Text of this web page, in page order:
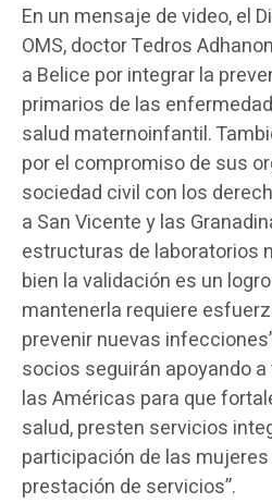
En un mensaje de video, el
OMS, doctor Tedros
a Belice por integrar la
primarios de las
salud maternoinfantil.
por el compromiso de sus
sociedad civil con los
a San Vicente y las
estructuras de laboratorios
bien la validación es un
mantenerla requiere
prevenir nuevas
socios seguirán apoyando
las Américas para que
salud, presten servicios
participación de las
prestación de servicios”.